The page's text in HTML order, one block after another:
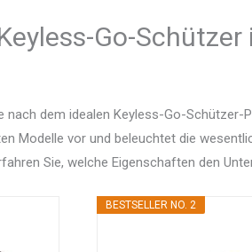
Go-
nach dem idealen Keyless-Go-
Modelle vor und beleuchtet die
Sie, welche Eigenschaften den
BESTSELLER NO. 2